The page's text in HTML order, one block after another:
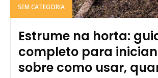
SEM CATEGORIA
Estrume na horta:
completo para
sobre como usar,